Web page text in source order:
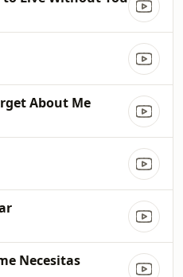
About Me
Necesitas